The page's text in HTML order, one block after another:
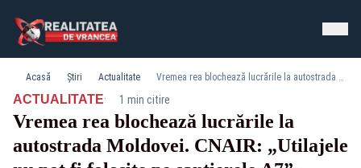
Acasă Știri Actualitate Vremea rea blochează lucrările la autostrada Moldovei. CNAIR: „Utilajele nu pot fi folosite pe șantierele A7”-VIDEO
ACTUALITATE· 1 min citire
Vremea rea blochează lucrările la
autostrada Moldovei. CNAIR: „Utilajele